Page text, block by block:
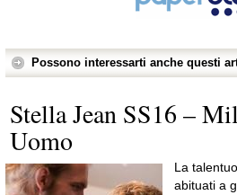
Possono interessarti anche questi
Stella Jean SS16 –
Uomo
La
abituati a